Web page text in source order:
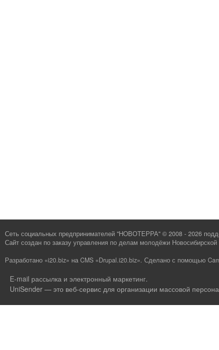
Сеть социальных предпринимателей "НОВОТЕРРА" © 2008 - 2026
Сайт создан по заказу управления по делам молодёжи Новосибирской
Разработано «i20.biz» на CMS «Drupal.i20.biz». Сделано с помощью
E-mail рассылка и электронный маркетинг.
UniSender — это веб-сервис для организации массовой